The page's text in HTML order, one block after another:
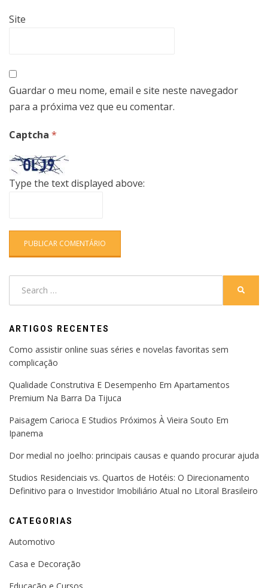
Site
Guardar o meu nome, email e site neste navegador
para a próxima vez que eu comentar.
Captcha *
Type the text displayed above:
ARTIGOS RECENTES
Como assistir online suas séries e novelas favoritas sem
complicação
Qualidade Construtiva E Desempenho Em Apartamentos
Premium Na Barra Da Tijuca
Paisagem Carioca E Studios Próximos À Vieira Souto Em
Ipanema
Dor medial no joelho: principais causas e quando procurar ajuda
Studios Residenciais vs. Quartos de Hotéis: O Direcionamento
Definitivo para o Investidor Imobiliário Atual no Litoral Brasileiro
CATEGORIAS
Automotivo
Casa e Decoração